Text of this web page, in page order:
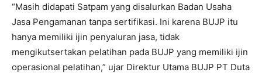
“Masih didapati Satpam yang disalurkan Badan Usaha
Jasa Pengamanan tanpa sertifikasi. Ini karena BUJP itu
hanya memiliki ijin penyaluran jasa, tidak
mengikutsertakan pelatihan pada BUJP yang memiliki ijin
operasional pelatihan,” ujar Direktur Utama BUJP PT Duta